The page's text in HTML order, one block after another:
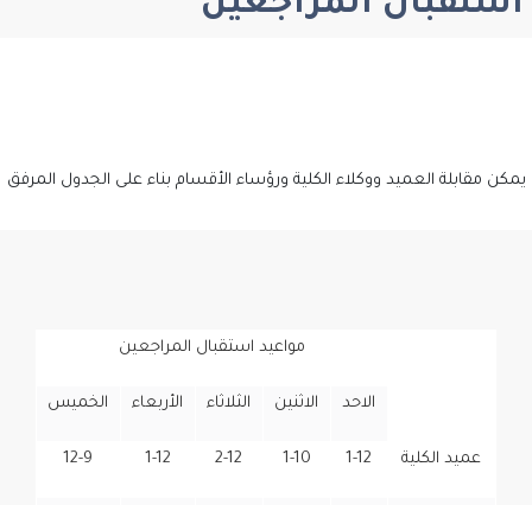
يمكن مقابلة العميد ووكلاء الكلية ورؤساء الأقسام بناء على الجدول المرفق
مواعيد استقبال المراجعين
الاحد الاثنين الثلاثاء الأربعاء الخميس
عميد الكلية 1-12
1-10
2-12
1-12
12-9